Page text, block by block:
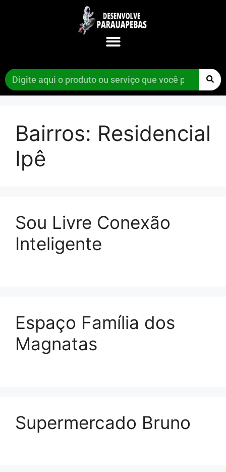
Bairros: Residencial
Ipê
Sou Livre Conexão
Inteligente
Espaço Família dos
Magnatas
Supermercado Bruno